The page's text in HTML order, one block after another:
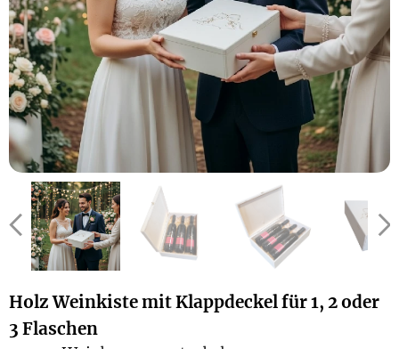
Holz Weinkiste mit Klappdeckel für 1, 2 oder
3 Flaschen